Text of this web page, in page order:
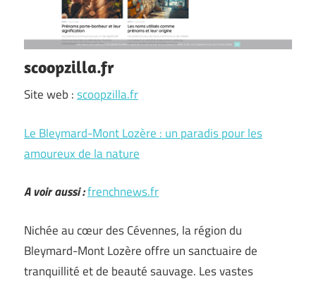
scoopzilla.fr
Site web :scoopzilla.fr
Le Bleymard-Mont Lozère : un paradis pour les
amoureux de la nature
A voir aussi :frenchnews.fr
Nichée au cœur des Cévennes, la région du
Bleymard-Mont Lozère offre un sanctuaire de
tranquillité et de beauté sauvage. Les vastes